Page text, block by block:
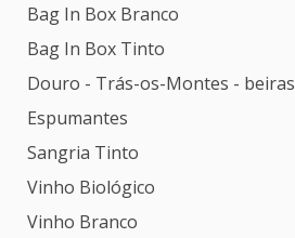
Bag In Box Branco
Bag In Box Tinto
Douro - Trás-os-Montes - beiras
Espumantes
Sangria Tinto
Vinho Biológico
Vinho Branco